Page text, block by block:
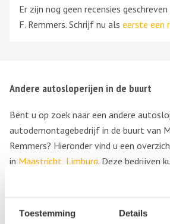
Toestemming Details
Er zijn nog geen recensies
F. Remmers. Schrijf nu als eerste een
Andere autosloperijen in de buurt
Bent u op zoek naar een andere
autodemontagebedrijf in de buurt van
Remmers? Hieronder vind u een
in Maastricht, Limburg. Deze bedrijven
uw sloopauto wilt verkopen of als u